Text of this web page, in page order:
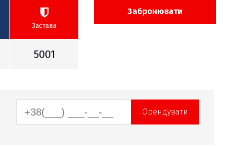
Застава
5001
Забронювати
Орендувати